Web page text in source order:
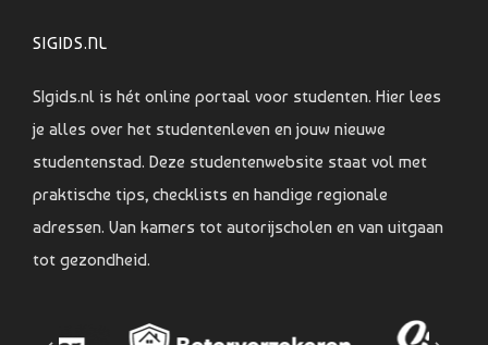
SIGIDS.NL
SIgids.nl is hét online portaal voor studenten. Hier lees
je alles over het studentenleven en jouw nieuwe
studentenstad. Deze studentenwebsite staat vol met
praktische tips, checklists en handige regionale
adressen. Van kamers tot autorijscholen en van uitgaan
tot gezondheid.